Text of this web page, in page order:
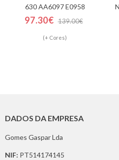
630 AA6097 E0958
97.30€ 139.00€
(+ Cores)
DADOS DA EMPRESA
Gomes Gaspar Lda
NIF: PT514174145